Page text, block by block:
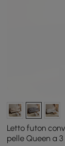
Letto futon
pelle Queen a